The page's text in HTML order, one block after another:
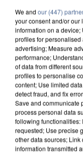
We and our (447)
your consent and/or our
information on a device;
profiles for
advertising; Measure
performance;
of data from different
profiles to personalise
content; Use limited
detect fraud, and fix
Save and communicate
process personal data
following functionalities:
requested; Use precise
other data sources;
information transmitted